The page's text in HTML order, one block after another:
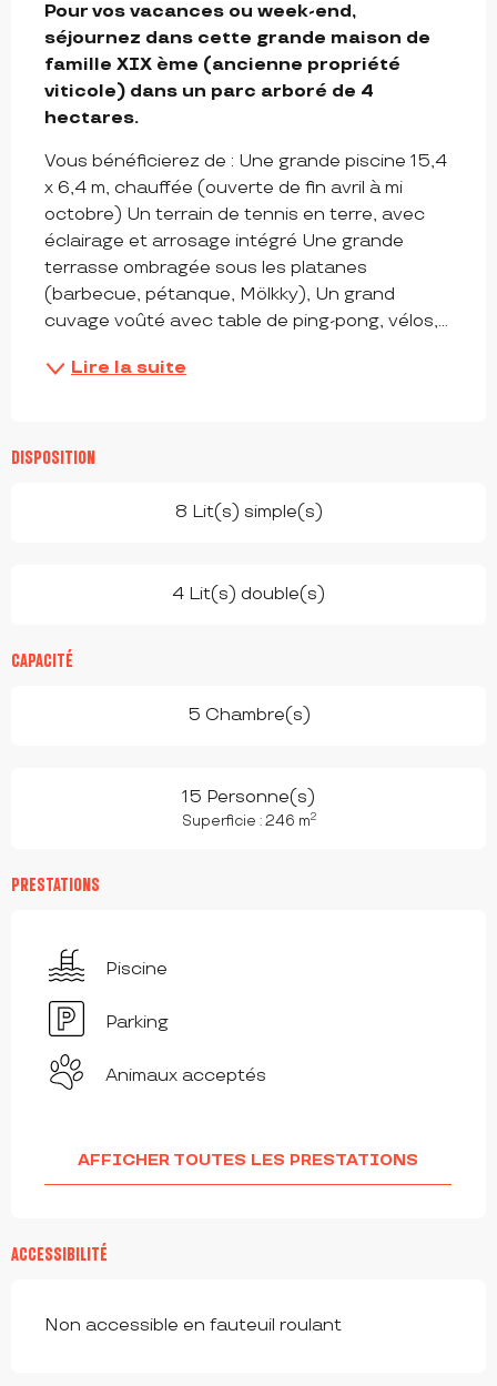
Pour vos vacances ou week-end,
séjournez dans cette grande maison de
famille XIX ème (ancienne propriété
viticole) dans un parc arboré de 4
hectares.
Vous bénéficierez de : Une grande piscine 15,4
x 6,4 m, chauffée (ouverte de fin avril à mi
octobre) Un terrain de tennis en terre, avec
éclairage et arrosage intégré Une grande
terrasse ombragée sous les platanes
(barbecue, pétanque, Mölkky), Un grand
cuvage voûté avec table de ping-pong, vélos,...
Lire la suite
DISPOSITION
8 Lit(s) simple(s)
4 Lit(s) double(s)
CAPACITÉ
5 Chambre(s)
15 Personne(s)
Superficie : 246 m2
PRESTATIONS
Piscine
Parking
Animaux acceptés
AFFICHER TOUTES LES PRESTATIONS
ACCESSIBILITÉ
Non accessible en fauteuil roulant